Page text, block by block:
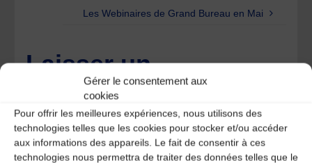
Gérer le consentement aux
cookies
Pour offrir les meilleures expériences, nous utilisons des
technologies telles que les cookies pour stocker et/ou accéder
aux informations des appareils. Le fait de consentir à ces
technologies nous permettra de traiter des données telles que le
Les Webinaires de Grand Bureau en Mai
Laisser un
commentaire
Votre adresse e-mail ne sera pas publiée. Les champs
obligatoires sont indiqués avec
*